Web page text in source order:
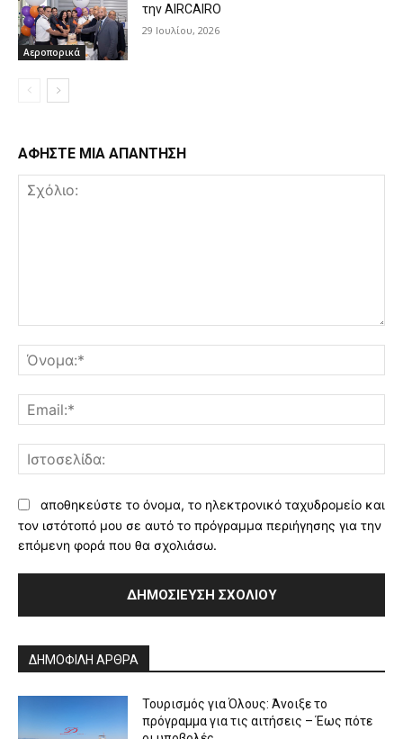
Αεροπορικά
την AIRCAIRO
29 Ιουλίου, 2026
ΑΦΗΣΤΕ ΜΙΑ ΑΠΑΝΤΗΣΗ
αποθηκεύστε το όνομα, το ηλεκτρονικό ταχυδρομείο και
τον ιστότοπό μου σε αυτό το πρόγραμμα περιήγησης για την
επόμενη φορά που θα σχολιάσω.
ΔΗΜΟΦΙΛΗ ΑΡΘΡΑ
Τουρισμός για Όλους: Άνοιξε το
πρόγραμμα για τις αιτήσεις – Έως πότε